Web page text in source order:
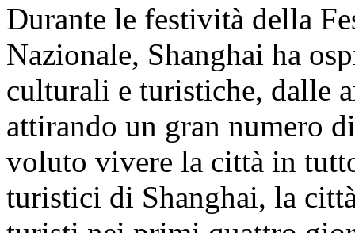
Durante le festività della
Nazionale, Shanghai ha
culturali e turistiche, dalle
attirando un gran numero
voluto vivere la città in
turistici di Shanghai, la